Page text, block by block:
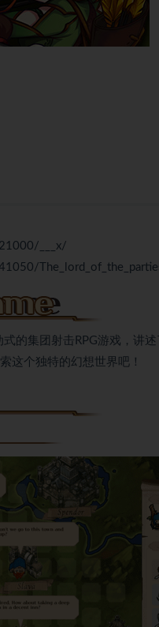
___x/
式的集团射击RPG游戏，
这个独特的幻想世界吧！